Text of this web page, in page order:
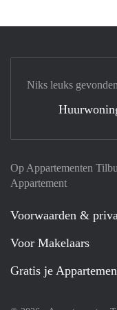
Op Appartementen
Appartement
Voorwaarden &
Voor Makelaars
Gratis je
Niks leuks